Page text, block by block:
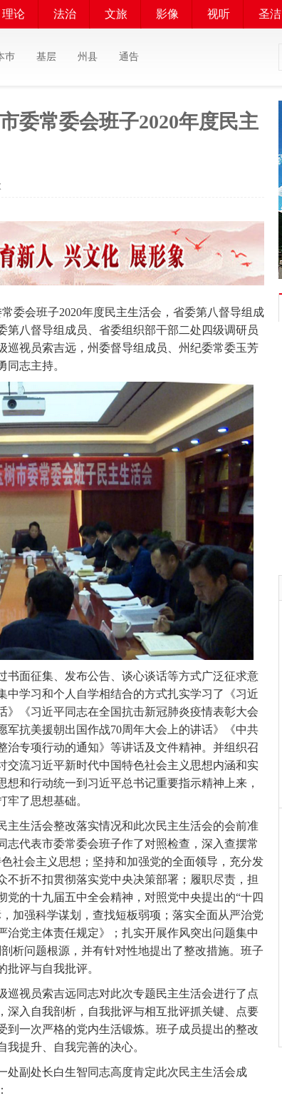
理论 法治 文旅 影像 视听 圣洁
巿 基层 州县 通告
委常委会班子2020年度民主
会班子2020年度民主生活会，省委第八督导组成
第八督导组成员、省委组织部干部二处四级调研员
巡视员索吉远，州委督导组成员、州纪委常委玉芳
志主持。
面征集、发布公告、谈心谈话等方式广泛征求意
中学习和个人自学相结合的方式扎实学习了《习近
》《习近平同志在全国抗击新冠肺炎疫情表彰大会
军抗美援朝出国作战70周年大会上的讲话》《中共
治专项行动的通知》等讲话及文件精神。并组织召
交流习近平新时代中国特色社会主义思想内涵和实
和行动统一到习近平总书记重要指示精神上来，
牢了思想基础。
生活会整改落实情况和此次民主生活会的会前准
代表市委常委会班子作了对照检查，深入查摆常
社会主义思想；坚持和加强党的全面领导，充分发
折不扣贯彻落实党中央决策部署；履职尽责，担
的十九届五中全会精神，对照党中央提出的“十四
加强科学谋划，查找短板弱项；落实全面从严治党
党主体责任规定》；扎实开展作风突出问题集中
析问题根源，并有针对性地提出了整改措施。班子
评与自我批评。
视员索吉远同志对此次专题民主生活会进行了点
深入自我剖析，自我批评与相互批评抓关键、点要
到一次严格的党内生活锻炼。班子成员提出的整改
提升、自我完善的决心。
副处长白生智同志高度肯定此次民主生活会成